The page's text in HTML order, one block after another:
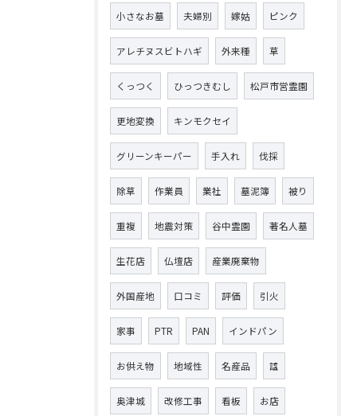
小さなお墓 夫婦別 嫁姑 ピンク
アレチヌスビトハギ 外来種 草
くっつく ひっつきむし 松戸市営霊園
更地変換 キンモクセイ
グリーンキーパー 手入れ 伐採
除草 作業員 業社 墓泥簿 被り
重複 地震対策 谷中霊園 著名人墓
生花店 仏壇店 産業廃棄物
外国産地 口コミ 評価 引火
家事 PTR PAN インドパン
お供え物 地域性 名産品 諡
奥津城 改修工事 看板 お店